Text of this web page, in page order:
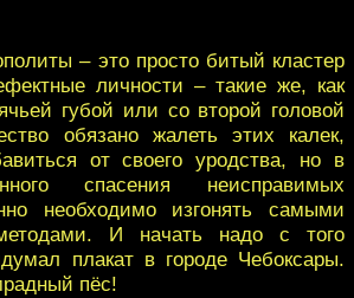
– это просто битый кластер
личности – такие же, как
губой или со второй головой
обязано жалеть этих калек,
от своего уродства, но в
спасения неисправимых
необходимо изгонять самыми
И начать надо с того
плакат в городе Чебоксары.
пёс!